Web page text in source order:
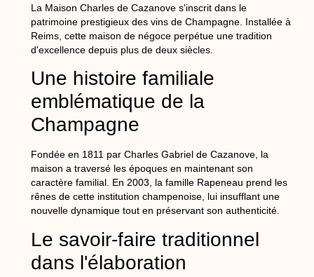
La Maison Charles de Cazanove s'inscrit dans le
patrimoine prestigieux des vins de Champagne. Installée à
Reims, cette maison de négoce perpétue une tradition
d'excellence depuis plus de deux siècles.
Une histoire familiale
emblématique de la
Champagne
Fondée en 1811 par Charles Gabriel de Cazanove, la
maison a traversé les époques en maintenant son
caractère familial. En 2003, la famille Rapeneau prend les
rênes de cette institution champenoise, lui insufflant une
nouvelle dynamique tout en préservant son authenticité.
Le savoir-faire traditionnel
dans l'élaboration